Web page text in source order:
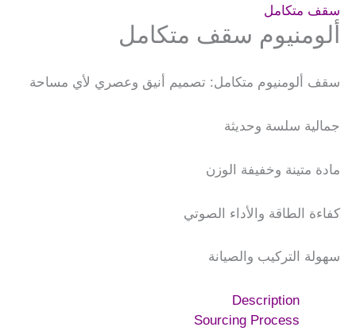
سقف متكامل
ألومنيوم سقف متكامل
سقف ألومنيوم متكامل: تصميم أنيق وعصري لأي مساحة
جمالية سلسة وحديثة
مادة متينة وخفيفة الوزن
كفاءة الطاقة والأداء الصوتي
سهولة التركيب والصيانة
Description
Sourcing Process